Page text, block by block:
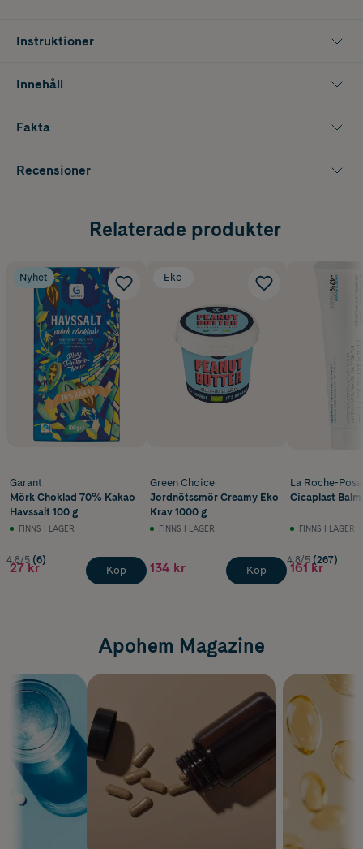
Instruktioner
Innehåll
Fakta
Recensioner
Relaterade produkter
Nyhet
Garant
Mörk Choklad 70% Kakao
Havssalt 100 g
FINNS I LAGER
4.8/5 (6)
27 kr Köp
Eko
Green Choice
Jordnötssmör Creamy Eko
Krav 1000 g
FINNS I LAGER
134 kr Köp
La Roche-
Cicaplast Balm
FINNS I LAGER
4.8/5 (267)
161 kr
Apohem Magazine